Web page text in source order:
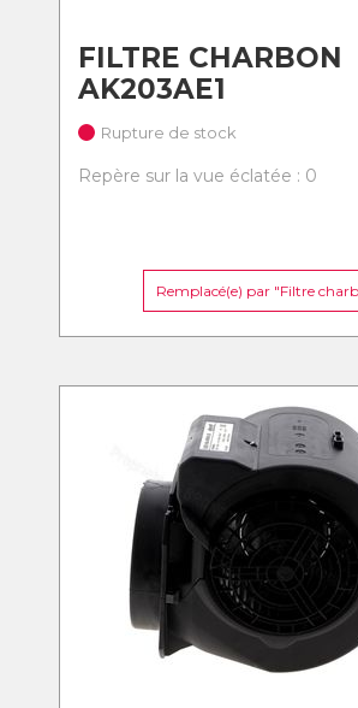
FILTRE CHARBON
AK203AE1
Rupture de stock
Repère sur la vue éclatée : 0
Remplacé(e) par "Filtre